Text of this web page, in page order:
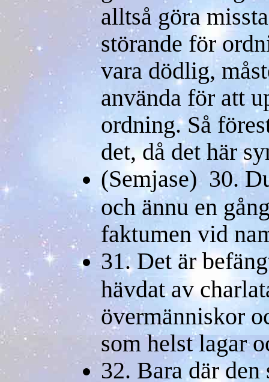
alltså göra
störande för
vara dödlig,
använda för att
ordning. Så
det, då det här
(Semjase) 30.
och ännu en
faktumen vid
31. Det är
hävdat av
övermänniskor
som helst lagar
32. Bara där